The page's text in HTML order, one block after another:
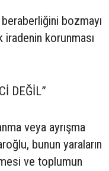
bozmayı
korunması
DEĞİL”
veya ayrışma
bunun yaraların
ve toplumun